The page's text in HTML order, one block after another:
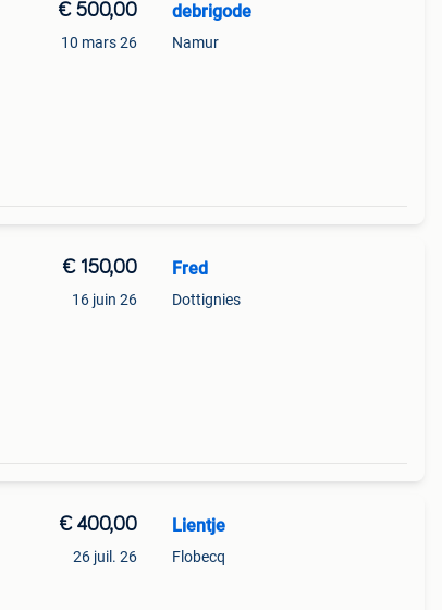
€ 500,00
10 mars 26
debrigode
Namur
€ 150,00
16 juin 26
Fred
Dottignies
€ 400,00
26 juil. 26
Lientje
Flobecq